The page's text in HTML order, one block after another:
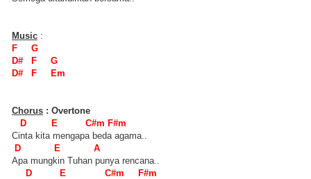
Music :
F G
D# F G
D# F Em
Chorus : Overtone
D E C#m F#m
Cinta kita mengapa beda agama..
D E A
Apa mungkin Tuhan punya rencana..
D E C#m F#m